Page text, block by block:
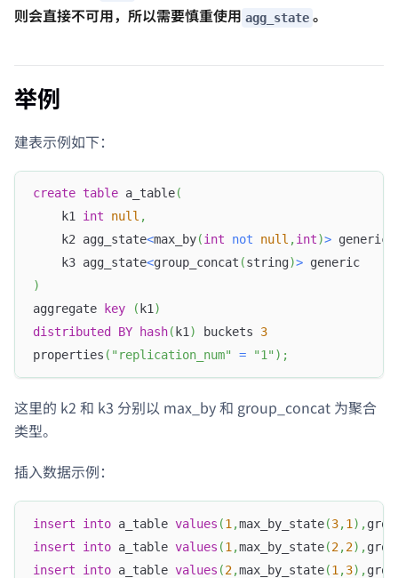
则会直接不可用，所以需要慎重使用 agg_state 。
举例
建表示例如下：
create table a_table(
    k1
int null ,
    k2 agg_state
<max_by(int not null ,int)> generic
    k3 agg_state
<group_concat (string)> generic
)
aggregate
key ( k1)
distributed
BY hash( k1) buckets 3
properties ( "replication_num" = "1" ) ;
这里的 k2 和 k3 分别以 max_by 和 group_concat 为聚合
类型。
插入数据示例：
insert into a_table values (1 ,max_by_state(3,1 ) ,
insert
into a_table values (1 ,max_by_state(2,2) ,
insert
into a_table values (2,max_by_state(1 ,3) ,